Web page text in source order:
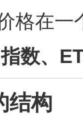
格在
指数、
结构